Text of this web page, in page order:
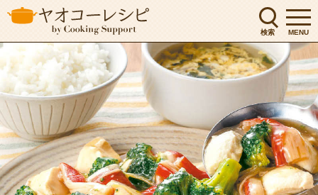
検索 MENU